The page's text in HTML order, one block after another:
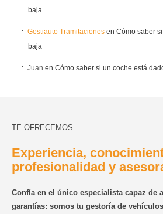
baja
Gestiauto Tramitaciones en Cómo saber
baja
Juan en Cómo saber si un coche está
TE OFRECEMOS
Experiencia,
profesionalidad y
Confía en el único especialista capaz de
garantías: somos tu gestoría de